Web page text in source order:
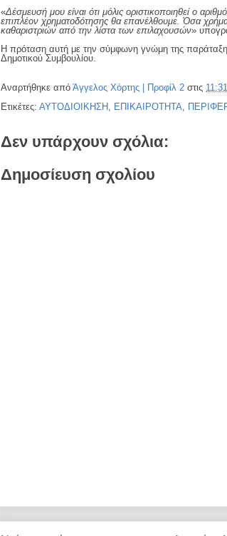
«Δέσμευσή μου είναι ότι μόλις οριστικοποιηθεί ο
επιπλέον χρηματοδότησης θα επανέλθουμε. Όσα
καθαριστριών από την λίστα των επιλαχουσών»
Η πρόταση αυτή με την σύμφωνη γνώμη της
Δημοτικού Συμβουλίου.
Αναρτήθηκε από Άγγελος Χόρτης | Προφίλ 2 στις
Ετικέτες: ΑΥΤΟΔΙΟΙΚΗΣΗ , ΕΠΙΚΑΙΡΟΤΗΤΑ,
Δεν υπάρχουν σχόλια:
Δημοσίευση σχολίου